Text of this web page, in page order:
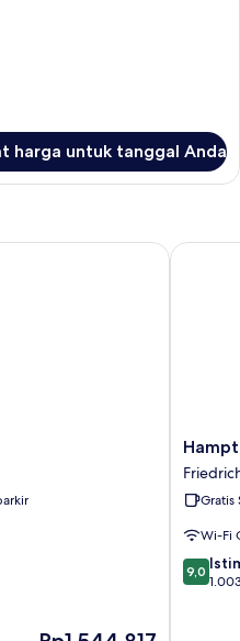
harga untuk tanggal Anda
Harga
by
Hilton
Berlin
East
Side
Gallery
Gratis
Wi-Fi
9.0
dari
9,0